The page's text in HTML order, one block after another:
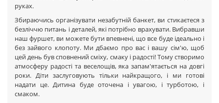
руках.
Збираючись організувати незабутній банкет, ви стикаєтеся з
безліччю питань і деталей, які потрібно врахувати. Вибравши
наш фуршет, ви можете бути впевнені, що все буде ідеально і
без зайвого клопоту. Ми дбаємо про вас і вашу сім'ю, щоб
цей день був сповнений сміху, смаку і радості! Тому створимо
атмосферу радості та веселощів, яка запам'ятається на довгі
роки. Діти заслуговують тільки найкращого, і ми готові
надати це. Дитина буде оточена і увагою, і турботою, і
смаком.